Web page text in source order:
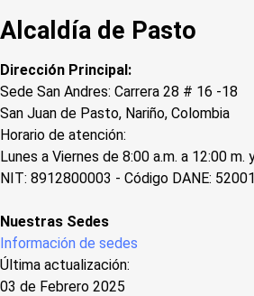
Alcaldía de Pasto
Dirección Principal:
Sede San Andres: Carrera 28 # 16 -18
San Juan de Pasto, Nariño, Colombia
Horario de atención:
Lunes a Viernes de 8:00 a.m. a 12:00 m.
NIT: 8912800003 - Código DANE: 52001
Nuestras Sedes
Información de sedes
Última actualización:
03 de Febrero 2025